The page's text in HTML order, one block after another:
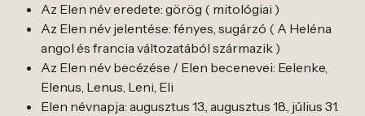
Az Elen név eredete: görög ( mitológiai )
Az Elen név jelentése: fényes, sugárzó ( A Heléna
angol és francia változatából származik )
Az Elen név becézése / Elen becenevei: Eelenke,
Elenus, Lenus, Leni, Eli
Elen névnapja: augusztus 13., augusztus 18., július 31.